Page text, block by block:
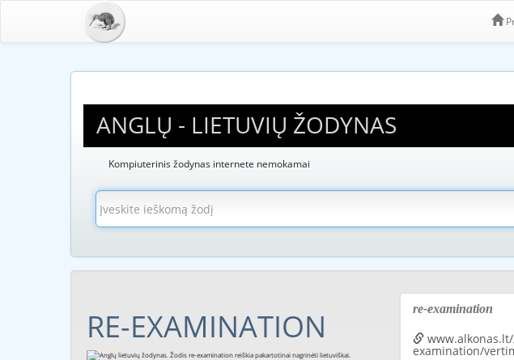
ANGLŲ - LIETUVIŲ ŽODYNAS
Kompiuterinis žodynas internete nemokamai
RE-EXAMINATION re-examination
examination/